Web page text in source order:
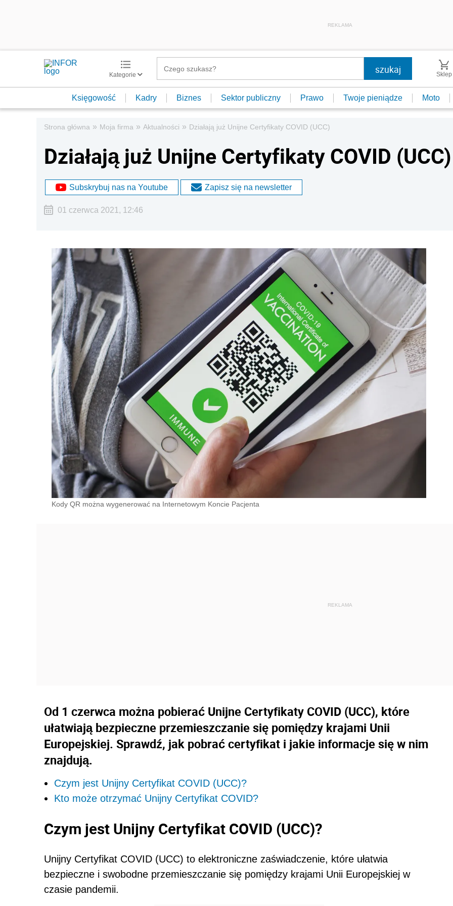
REKLAMA
Kategorie Sklep
Księgowość Kadry Biznes Sektor publiczny Prawo Twoje pieniądze Moto
Strona główna » Moja firma » Aktualności » Działają już Unijne Certyfikaty COVID (UCC)
Działają już Unijne Certyfikaty COVID (UCC)
Subskrybuj nas na Youtube Zapisz się na newsletter
01 czerwca 2021, 12:46
Kody QR można wygenerować na Internetowym Koncie Pacjenta
Od 1 czerwca można pobierać Unijne Certyfikaty COVID (UCC), które
ułatwiają bezpieczne przemieszczanie się pomiędzy krajami Unii
Europejskiej. Sprawdź, jak pobrać certyfikat i jakie informacje się w nim
znajdują.
Czym jest Unijny Certyfikat COVID (UCC)?
Kto może otrzymać Unijny Certyfikat COVID?
Czym jest Unijny Certyfikat COVID (UCC)?
Unijny Certyfikat COVID (UCC) to elektroniczne zaświadczenie, które ułatwia
bezpieczne i swobodne przemieszczanie się pomiędzy krajami Unii Europejskiej w
czasie pandemii.